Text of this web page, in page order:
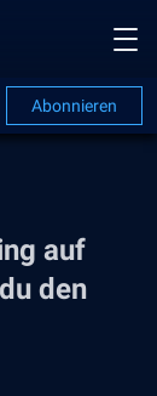
Abonnieren
auf
den